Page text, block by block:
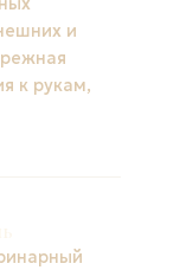
и
к рукам,